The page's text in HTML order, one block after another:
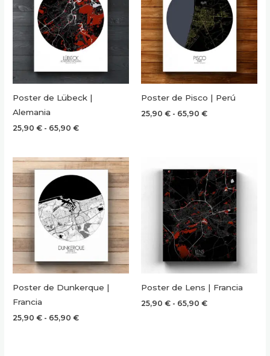
Poster de Lübeck |
Alemania
25,90€ - 65,90€Rango
desde
25,90 €
hasta
65,90 €
Poster de Pisco | Perú
25,90 € - 65,90 €Rango
65,90 €
Poster de Dunkerque |
Francia
25,90€ - 65,90€Rango
Poster de Lens | Francia
25,90 € - 65,90 €Rango